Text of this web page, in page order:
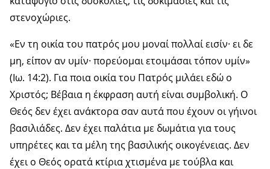
στενοχώριες.
«Εν τη οικία του πατρός μου μοναί πολλαί εισίν· ει δε
μη, είπον αν υμίν· πορεύομαι ετοιμάσαι τόπον υμίν»
(Ιω. 14:2). Για ποια οικία του Πατρός μιλάει εδώ ο
Χριστός; Βέβαια η έκφραση αυτή είναι συμβολική. Ο
Θεός δεν έχει ανάκτορα σαν αυτά που έχουν οι γήινοι
βασιλιάδες. Δεν έχει παλάτια με δωμάτια για τους
υπηρέτες και τα μέλη της βασιλικής οικογένειας. Δεν
έχει ο Θεός ορατά κτίρια χτισμένα με τούβλα και